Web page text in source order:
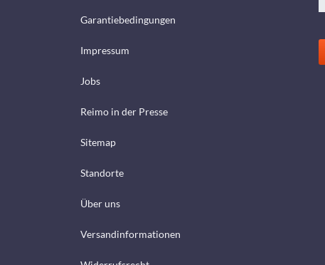
Garantiebedingungen
Impressum
Jobs
Reimo in der Presse
Sitemap
Standorte
Über uns
Versandinformationen